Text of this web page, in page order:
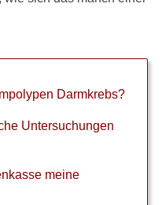
Darmkrebs?
Untersuchungen
meine